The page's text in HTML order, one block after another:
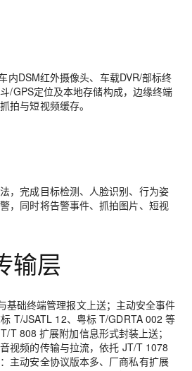
内DSM红外摄像头、车载DVR/部标终
/GPS定位及本地存储构成，边缘终端
拍与短视频缓存。
，完成目标检测、人脸识别、行为姿
，同时将告警事件、抓拍图片、短视
输层
基础终端管理报文上送； 主动安全事件
标 T/JSATL 12、粤标 T/GDRTA 002 等
T 808 扩展附加信息形式封装上送；
视频的传输与拉流，依托 JT/T 1078
主动安全协议版本多、厂商私有扩展